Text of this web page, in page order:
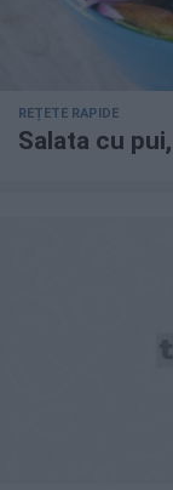
REȚETE RAPIDE
Salata cu